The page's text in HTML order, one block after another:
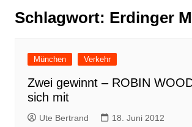
Schlagwort: Erdinger
München Verkehr
Zwei gewinnt – ROBIN
sich mit
Ute Bertrand 18. Juni 2012